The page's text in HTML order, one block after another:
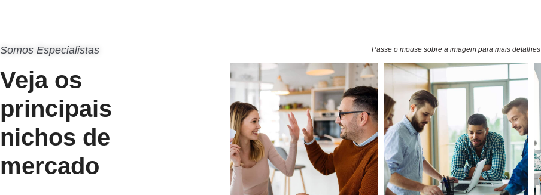
Somos Especialistas
Veja os
principais
nichos de
mercado
Passe o mouse sobre a imagem para mais detalhes
A contabilidade para
empresas optantes pelo
lucro presumido envolve a
apuração e o
recolhimento...
VEJA MAIS
Contabilidade
especializada para
empresas enquadradas no
Simples Nacional,
oferecendo um serviço
completo...
VEJA MAIS